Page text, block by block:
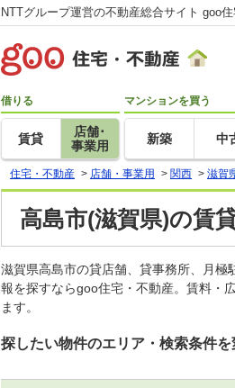
NTTグループ運営の不動産総合サイト goo
借りる
賃貸
店舗･
事業用
マンションを買う
新築 中
住宅・不動産 > 店舗・事業用 > 関西 > 滋賀
高島市(滋賀県)の賃
滋賀県高島市の貸店舗、貸事務所、月
報を探すならgoo住宅・不動産。賃料・
ます。
探したい物件のエリア・検索条件